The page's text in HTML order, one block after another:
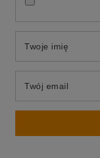
Twoje imię
Twój email